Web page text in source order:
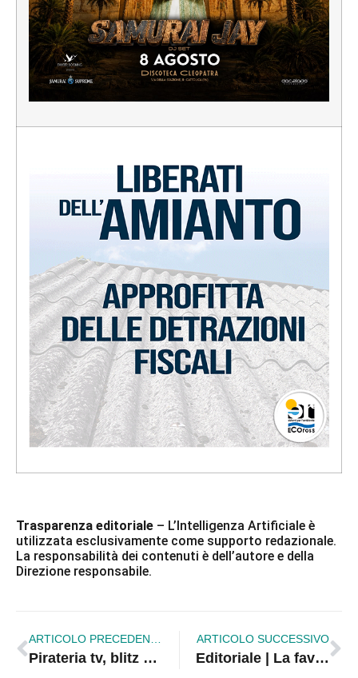
Trasparenza editoriale – L’Intelligenza Artificiale è
utilizzata esclusivamente come supporto redazionale.
La responsabilità dei contenuti è dell’autore e della
Direzione responsabile.
Pirateria tv, blitz della Guardia di finanza: quattro denunciati a Crotone
ARTICOLO SUCCESSIVO
Editoriale | La favola delle preferenze e il declino dei partiti